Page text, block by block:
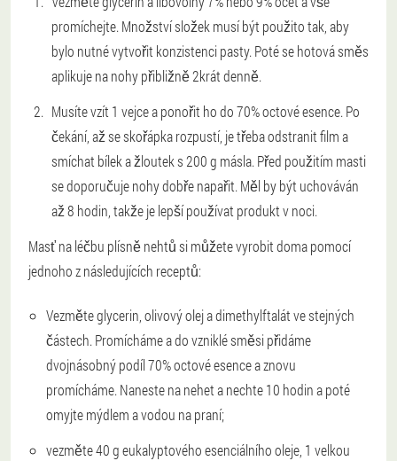
promíchejte. Množství složek musí být použito tak, aby
bylo nutné vytvořit konzistenci pasty. Poté se hotová směs
aplikuje na nohy přibližně 2krát denně.
Musíte vzít 1 vejce a ponořit ho do 70% octové esence. Po
čekání, až se skořápka rozpustí, je třeba odstranit film a
smíchat bílek a žloutek s 200 g másla. Před použitím masti
se doporučuje nohy dobře napařit. Měl by být uchováván
až 8 hodin, takže je lepší používat produkt v noci.
Masť na léčbu plísně nehtů si můžete vyrobit doma pomocí
jednoho z následujících receptů:
Vezměte glycerin, olivový olej a dimethylftalát ve stejných
částech. Promícháme a do vzniklé směsi přidáme
dvojnásobný podíl 70% octové esence a znovu
promícháme. Naneste na nehet a nechte 10 hodin a poté
omyjte mýdlem a vodou na praní;
vezměte 40 g eukalyptového esenciálního oleje, 1 velkou